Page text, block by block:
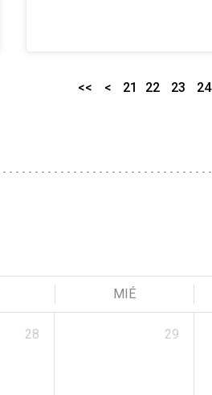
<< < 21 22 23 24
MIÉ
28 29